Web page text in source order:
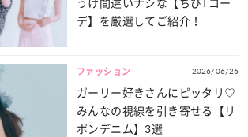
デ】を厳選してご紹介！
ファッション 2026/06/26
ガーリー好きさんにピッタリ♡
みんなの視線を引き寄せる【リ
ボンデニム】3選